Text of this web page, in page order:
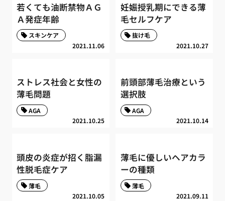
若くても油断禁物ＡＧ
Ａ発症年齢
2021.11.06
スキンケア
妊娠授乳期にできる薄
毛セルフケア
2021.10.27
抜け毛
ストレス社会と女性の
薄毛問題
2021.10.25
AGA
前頭部薄毛治療という
選択肢
2021.10.14
AGA
頭皮の炎症が招く脂漏
性脱毛症ケア
2021.10.05
薄毛
薄毛に優しいヘアカラ
ーの種類
2021.09.11
薄毛